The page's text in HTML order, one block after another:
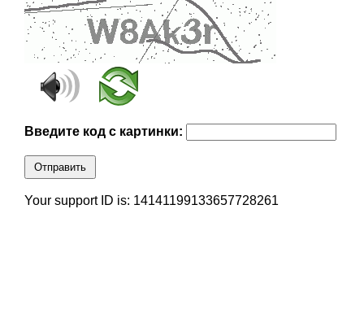
Введите код с картинки:
Отправить
Your support ID is: 14141199133657728261